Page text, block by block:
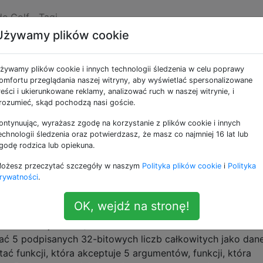
Golf Tagi
The Five-Element
w dowolnym języku, ale nie może przekraczać 512
na tej stronie).
5 podpisanych 32-bitowych liczb całkowitych jako
funkcji, która akceptuje 5 argumentów, funkcji, która
plików cookie
plików cookie i innych technologii śledzenia w celu poprawy
przeglądania naszej witryny, aby wyświetlać spersonalizowane
i ukierunkowane reklamy, analizować ruch w naszej witrynie, i
skąd pochodzą nasi goście.
wyrażasz zgodę na korzystanie z plików cookie i innych
śledzenia oraz potwierdzasz, że masz co najmniej 16 lat lub
rodzica lub opiekuna.
przeczytać szczegóły w naszym Polityka plików cookie i Polityka
.
OK, wejdź na stronę!